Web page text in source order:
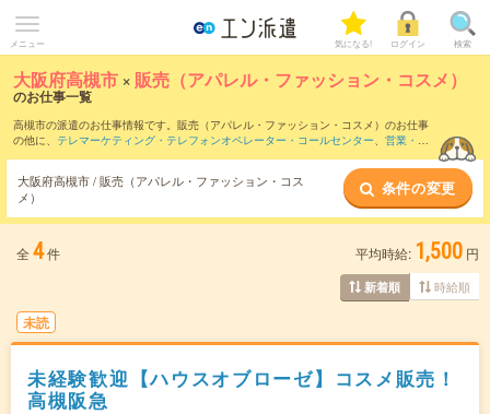
メニュー 気になる! ログイン 検索
大阪府高槻市 × 販売（アパレル・ファッション・コスメ）
のお仕事一覧
高槻市の派遣のお仕事情報です。販売（アパレル・ファッション・コスメ）のお仕事
の他に、 テレマーケティング・テレフォンオペレーター・コールセンター、 営業・企
などのこだわり条件で絞り込ん
でいただけます。職種辞典： 販売（アパレル・ファッション・コスメ）のお仕事と
は？とは？
大阪府高槻市 / 販売（アパレル・ファッション・コス
メ）
条件の変更
全 4件 平均時給: 1,500 円
新着順 時給順
未読
未経験歓迎【ハウスオブローゼ】コスメ販売！
高槻阪急